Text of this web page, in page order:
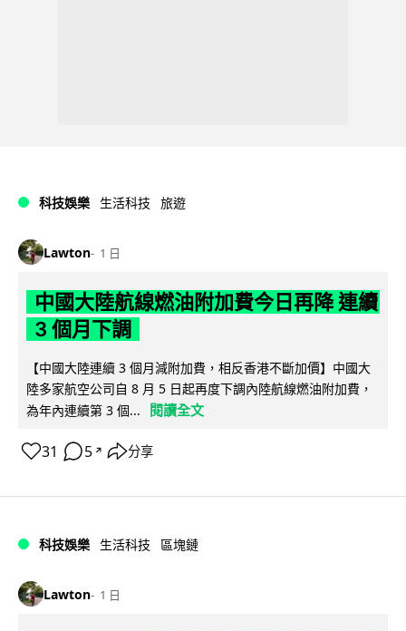
科技娛樂 生活科技 旅遊
Lawton 1 日
中國大陸航線燃油附加費今日再降 連續
3 個月下調
【中國大陸連續 3 個月減附加費，相反香港不斷加價】中國大
陸多家航空公司自 8 月 5 日起再度下調內陸航線燃油附加費，
為年內連續第 3 個...
閱讀全文
31 5 ↗ 分享
科技娛樂 生活科技 區塊鏈
Lawton 1 日